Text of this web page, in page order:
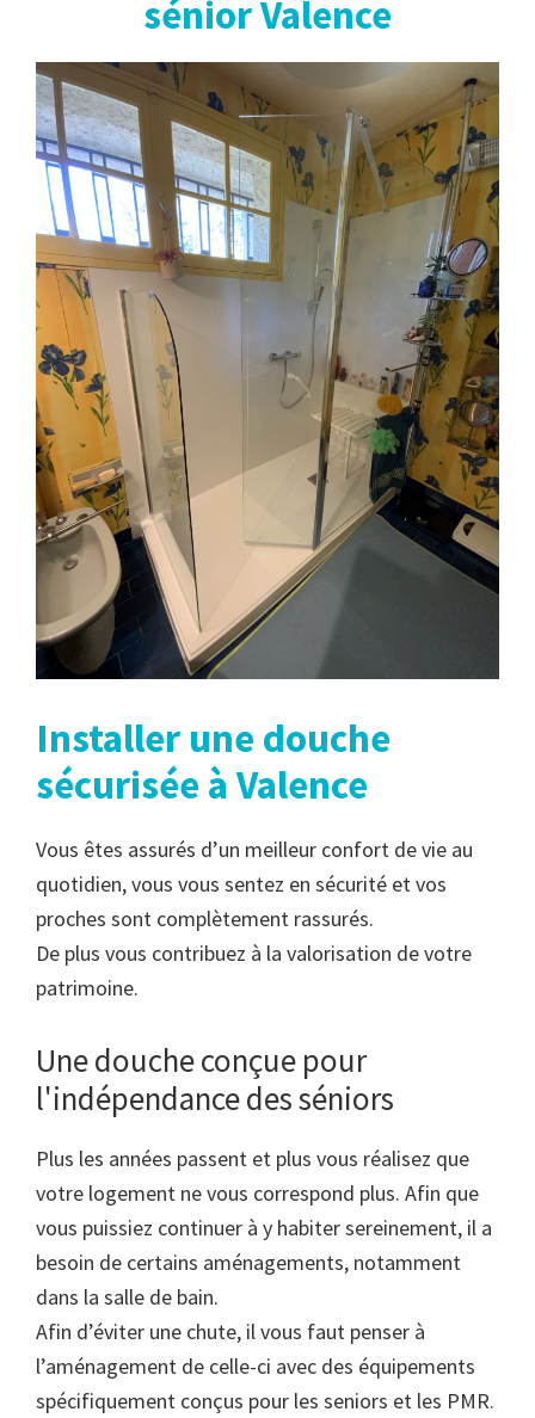
sénior Valence
Installer une douche
sécurisée à Valence
Vous êtes assurés d’un meilleur confort de vie au
quotidien, vous vous sentez en sécurité et vos
proches sont complètement rassurés.
De plus vous contribuez à la valorisation de votre
patrimoine.
Une douche conçue pour
l'indépendance des séniors
Plus les années passent et plus vous réalisez que
votre logement ne vous correspond plus. Afin que
vous puissiez continuer à y habiter sereinement, il a
besoin de certains aménagements, notamment
dans la salle de bain.
Afin d’éviter une chute, il vous faut penser à
l’aménagement de celle-ci avec des équipements
spécifiquement conçus pour les seniors et les PMR.